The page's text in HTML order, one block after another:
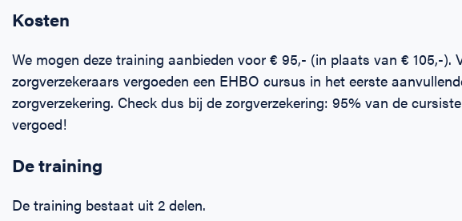
Kosten
We mogen deze training aanbieden voor € 95,- (in plaats van € 105,-).
zorgverzekeraars vergoeden een EHBO cursus in het eerste
zorgverzekering. Check dus bij de zorgverzekering: 95% van de
vergoed!
De training
De training bestaat uit 2 delen.